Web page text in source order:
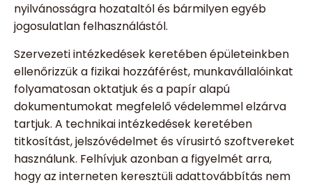
nyilvánosságra hozataltól és bármilyen egyéb
jogosulatlan felhasználástól.
Szervezeti intézkedések keretében épületeinkben
ellenőrizzük a fizikai hozzáférést, munkavállalóinkat
folyamatosan oktatjuk és a papír alapú
dokumentumokat megfelelő védelemmel elzárva
tartjuk. A technikai intézkedések keretében
titkosítást, jelszóvédelmet és vírusirtó szoftvereket
használunk. Felhívjuk azonban a figyelmét arra,
hogy az interneten keresztüli adattovábbítás nem